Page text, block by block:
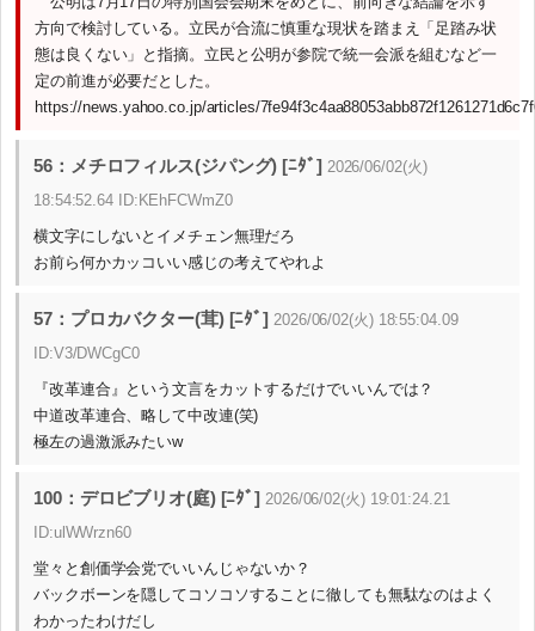
方向で検討している。立民が合流に慎重な現状を踏まえ「足踏み状
態は良くない」と指摘。立民と公明が参院で統一会派を組むなど一
定の前進が必要だとした。
https://news.yahoo.co.jp/articles/
56：メチロフィルス(ジパング) [ﾆﾀﾞ] 2026/06/02(火)
18:54:52.64 ID:KEhFCWmZ0
横文字にしないとイメチェン無理だろ
お前ら何かカッコいい感じの考えてやれよ
57：プロカバクター(茸) [ﾆﾀﾞ] 2026/06/02(火) 18:55:04.09
ID:V3/DWCgC0
『改革連合』という文言をカットするだけでいいんでは？
中道改革連合、略して中改連(笑)
極左の過激派みたいw
100：デロビブリオ(庭) [ﾆﾀﾞ] 2026/06/02(火) 19:01:24.21
ID:ulWWrzn60
堂々と創価学会党でいいんじゃないか？
バックボーンを隠してコソコソすることに徹しても無駄なのはよく
わかったわけだし